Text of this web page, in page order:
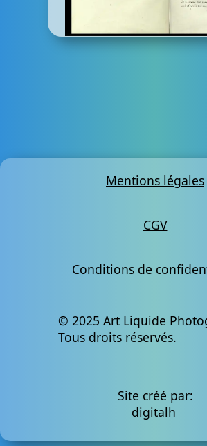
Mentions légales
CGV
Conditions de
© 2025 Art Liquide
Tous droits réservés.
Site créé par:
digitalh